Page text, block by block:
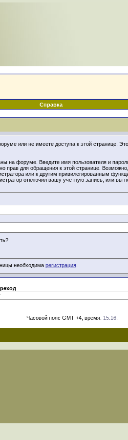
Справка
или не имеете доступа к этой странице.
на форуме. Введите имя пользователя и
прав для обращения к этой странице.
или к другим привилегированным
отключил вашу учётную запись, или вы
необходима регистрация.
Часовой пояс GMT +4, время: 15:16.